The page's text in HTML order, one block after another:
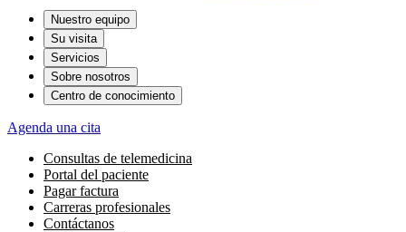
Nuestro equipo
Su visita
Servicios
Sobre nosotros
Centro de conocimiento
Agenda una cita
Consultas de telemedicina
Portal del paciente
Pagar factura
Carreras profesionales
Contáctanos